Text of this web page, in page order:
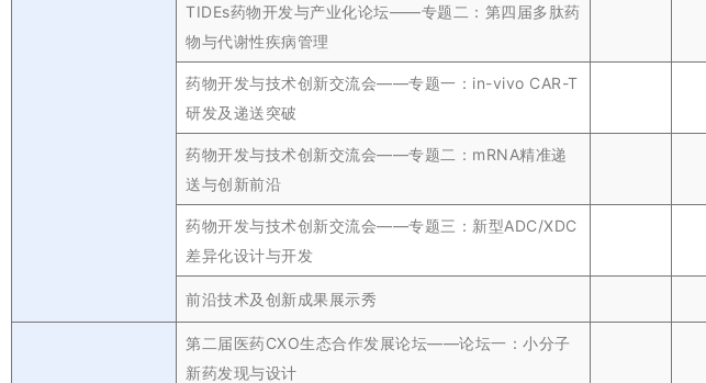
TIDEs药物开发与产业化论坛——专题二：第四届多肽药
物与代谢性疾病管理
药物开发与技术创新交流会——专题一：in-vivo CAR-T
研发及递送突破
药物开发与技术创新交流会——专题二：mRNA精准递
送与创新前沿
药物开发与技术创新交流会——专题三：新型ADC/XDC
差异化设计与开发
前沿技术及创新成果展示秀
第二届医药CXO生态合作发展论坛——论坛一：小分子
新药发现与设计